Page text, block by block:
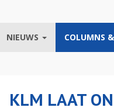
NIEUWS COLUMNS
KLM LAAT